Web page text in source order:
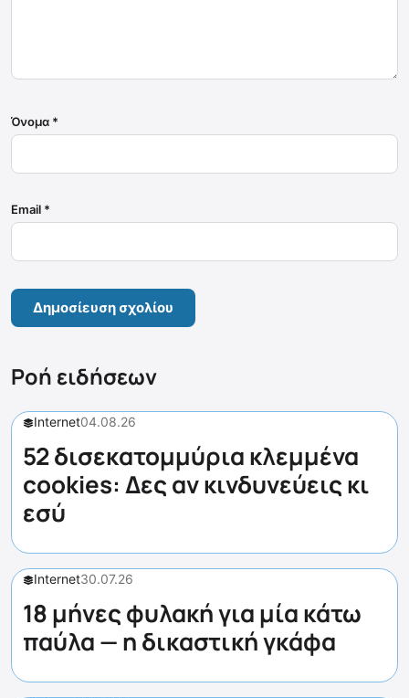
Όνομα *
Email *
Ροή ειδήσεων
Internet04.08.26
52 δισεκατομμύρια κλεμμένα
cookies: Δες αν κινδυνεύεις κι
εσύ
Internet30.07.26
18 μήνες φυλακή για μία κάτω
παύλα — η δικαστική γκάφα